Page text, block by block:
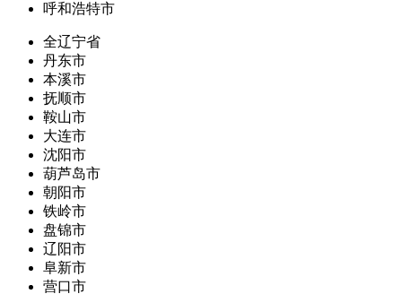
呼和浩特市
全辽宁省
丹东市
本溪市
抚顺市
鞍山市
大连市
沈阳市
葫芦岛市
朝阳市
铁岭市
盘锦市
辽阳市
阜新市
营口市